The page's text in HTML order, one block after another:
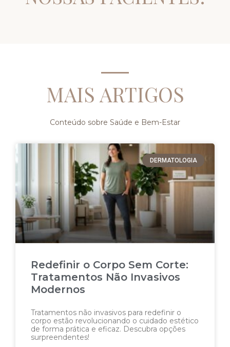
MAIS ARTIGOS
Conteúdo sobre Saúde e Bem-Estar
DERMATOLOGIA
Redefinir o Corpo Sem Corte:
Tratamentos Não Invasivos
Modernos
Tratamentos não invasivos para redefinir o
corpo estão revolucionando o cuidado estético
de forma prática e eficaz. Descubra opções
surpreendentes!